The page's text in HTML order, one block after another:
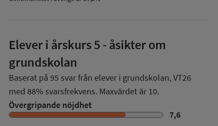
Elever i årskurs 5 - åsikter om
grundskolan
Baserat på 95 svar från elever i grundskolan,VT26
med 88% svarsfrekvens. Maxvärdet är 10.
Övergripande nöjdhet
7,6